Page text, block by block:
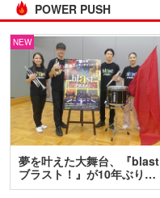
POWER PUSH
NEW
夢を叶えた大舞台、『blast
ブラスト！』が10年ぶり…